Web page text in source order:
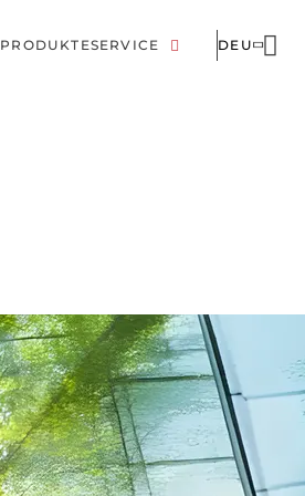
PRODUKTESERVICE DEU